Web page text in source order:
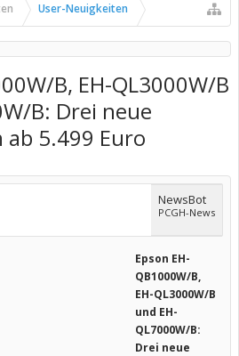
User-Neuigkeiten
B, EH-QL3000W/B
B: Drei neue
5.499 Euro
NewsBot
PCGH-News
Epson EH-
QB1000W/B,
EH-QL3000W/B
und EH-
QL7000W/B:
Drei neue